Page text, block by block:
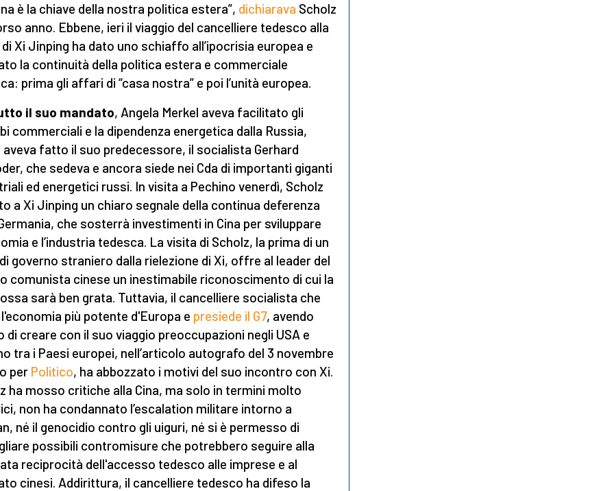
è la chiave della nostra politica estera”, dichiarava Scholz
anno. Ebbene, ieri il viaggio del cancelliere tedesco alla
Xi Jinping ha dato uno schiaffo all’ipocrisia europea e
la continuità della politica estera e commerciale
prima gli affari di “casa nostra” e poi l’unità europea.
il suo mandato, Angela Merkel aveva facilitato gli
commerciali e la dipendenza energetica dalla Russia,
fatto il suo predecessore, il socialista Gerhard
che sedeva e ancora siede nei Cda di importanti giganti
ed energetici russi. In visita a Pechino venerdì, Scholz
a Xi Jinping un chiaro segnale della continua deferenza
che sosterrà investimenti in Cina per sviluppare
e l’industria tedesca. La visita di Scholz, la prima di un
governo straniero dalla rielezione di Xi, offre al leader del
comunista cinese un inestimabile riconoscimento di cui la
sarà ben grata. Tuttavia, il cancelliere socialista che
più potente d'Europa e presiede il G7, avendo
di creare con il suo viaggio preoccupazioni negli USA e
tra i Paesi europei, nell’articolo autografo del 3 novembre
per Politico, ha abbozzato i motivi del suo incontro con Xi.
ha mosso critiche alla Cina, ma solo in termini molto
non ha condannato l’escalation militare intorno a
né il genocidio contro gli uiguri, né si è permesso di
possibili contromisure che potrebbero seguire alla
reciprocità dell'accesso tedesco alle imprese e al
cinesi. Addirittura, il cancelliere tedesco ha difeso la